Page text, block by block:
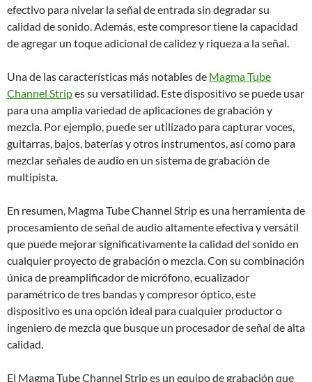
efectivo para nivelar la señal de entrada sin degradar su
calidad de sonido. Además, este compresor tiene la capacidad
de agregar un toque adicional de calidez y riqueza a la señal.
Una de las características más notables de Magma Tube
Channel Stripes su versatilidad. Este dispositivo se puede usar
para una amplia variedad de aplicaciones de grabación y
mezcla. Por ejemplo, puede ser utilizado para capturar voces,
guitarras, bajos, baterías y otros instrumentos, así como para
mezclar señales de audio en un sistema de grabación de
multipista.
En resumen, Magma Tube Channel Strip es una herramienta de
procesamiento de señal de audio altamente efectiva y versátil
que puede mejorar significativamente la calidad del sonido en
cualquier proyecto de grabación o mezcla. Con su combinación
única de preamplificador de micrófono, ecualizador
paramétrico de tres bandas y compresor óptico, este
dispositivo es una opción ideal para cualquier productor o
ingeniero de mezcla que busque un procesador de señal de alta
calidad.
El Magma Tube Channel Strip es un equipo de grabación que